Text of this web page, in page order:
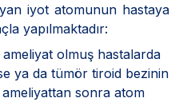
iyot atomunun hastaya
yapılmaktadır:
olmuş hastalarda
ya da tümör tiroid bezinin
ameliyattan sonra atom